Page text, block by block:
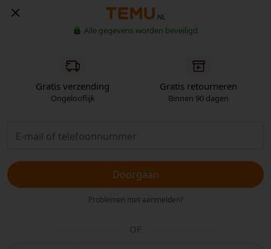
NL
Alle gegevens worden beveiligd
Gratis verzending
Ongelooflijk
Gratis retourneren
Binnen 90 dagen
Doorgaan
Problemen met aanmelden?
OF